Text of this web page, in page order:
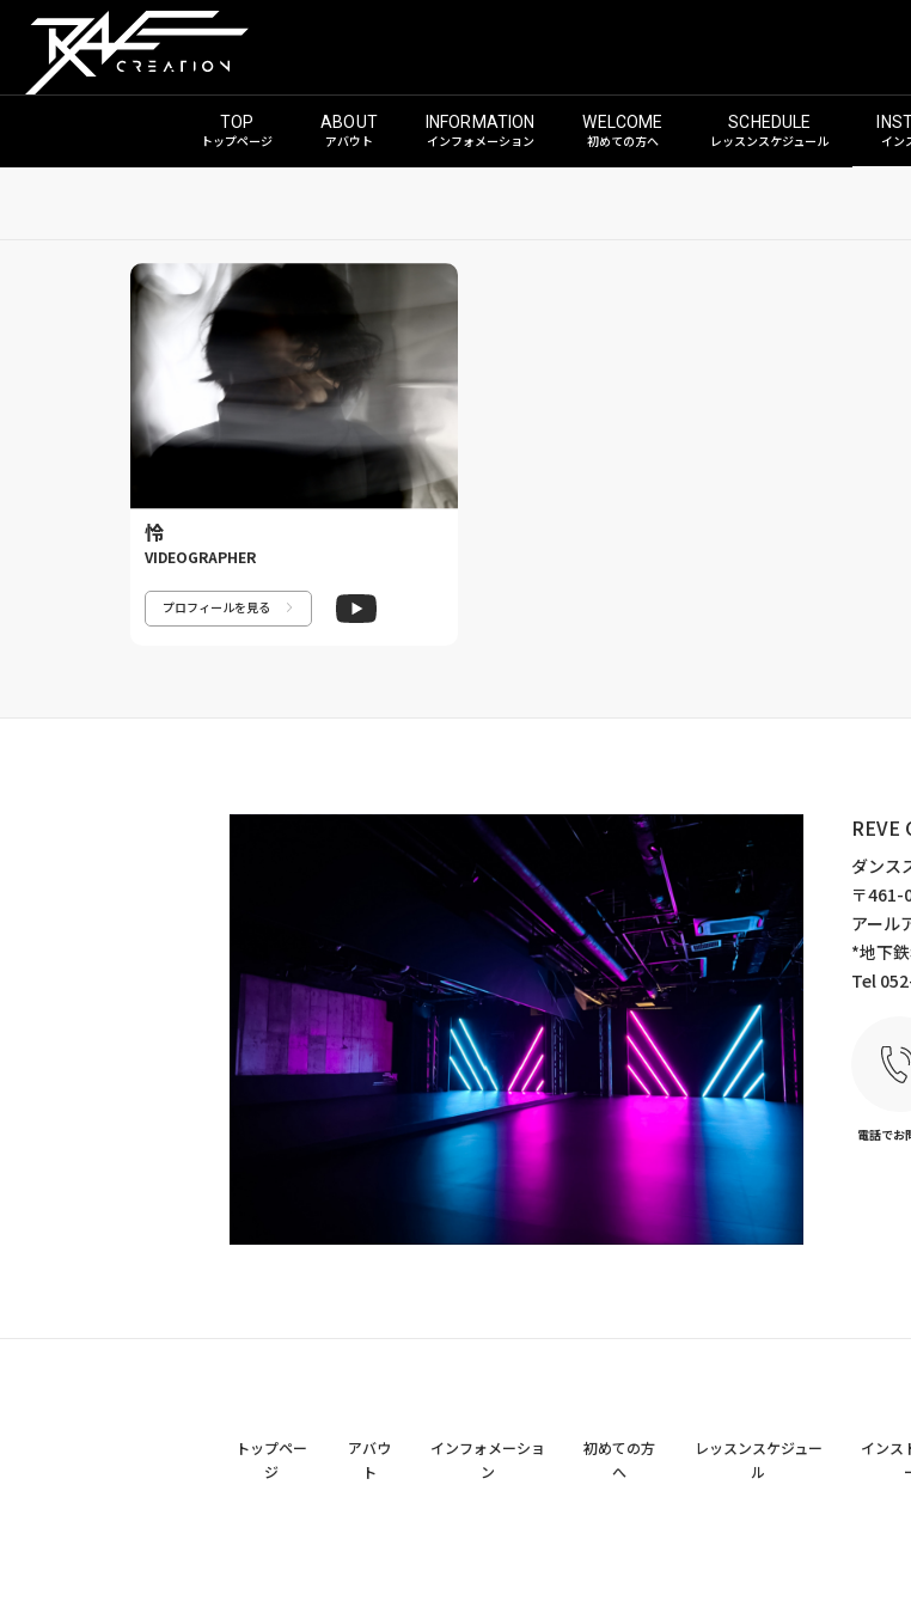
トップページ アバウト インフォメーション 初めての方へ レッスンスケジュール イン
怜
VIDEOGRAPHER
プロフィールを見る
REVE
ダンス
〒461-
アール
*地下
Tel
電話でお
トップペー
ジ
アバウ
ト
インフォメーショ
ン
初めての方
へ
レッスンスケジュー
ル
インス